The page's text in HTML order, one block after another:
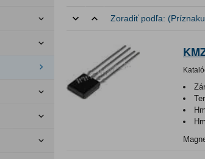
Zoradiť podľa: